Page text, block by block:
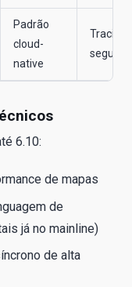
Padrão
cloud-
native
Tracing
6.10:
de mapas
de
já no mainline)
de alta